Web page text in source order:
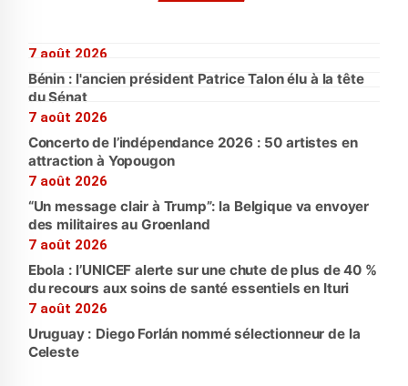
7 août 2026
Bénin : l'ancien président Patrice Talon élu à la tête
du Sénat
7 août 2026
Concerto de l’indépendance 2026 : 50 artistes en
attraction à Yopougon
7 août 2026
“Un message clair à Trump”: la Belgique va envoyer
des militaires au Groenland
7 août 2026
Ebola : l’UNICEF alerte sur une chute de plus de 40 %
du recours aux soins de santé essentiels en Ituri
7 août 2026
Uruguay : Diego Forlán nommé sélectionneur de la
Celeste